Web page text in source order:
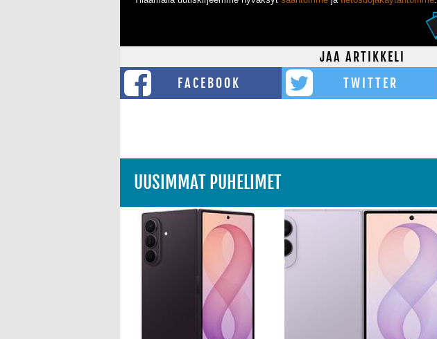
JAA ARTIKKELI
FACEBOOK
TWITTER
UUSIMMAT PUHELIMET